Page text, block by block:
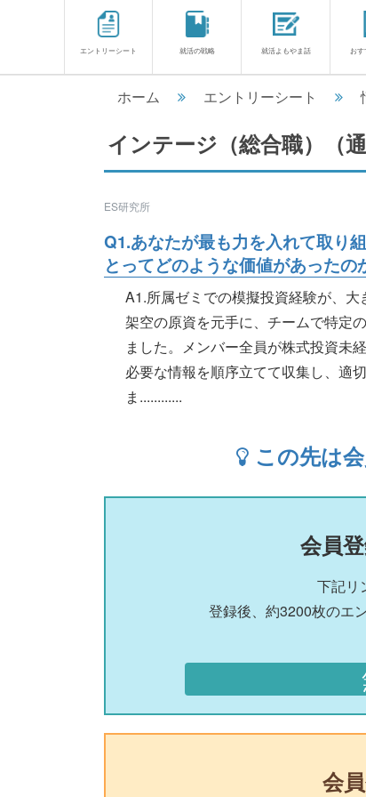
エントリーシート 就活の戦略 就活よもやま話 お
ホーム エントリーシート
インテージ（総合職）（
ES研究所
Q1.あなたが最も力を入れて取り
とってどのような価値があったの
A1.所属ゼミでの模擬投資経験が、大
架空の原資を元手に、チームで特定
ました。メンバー全員が株式投資未
必要な情報を順序立てて収集し、適
ま............
この先は
会員
下記リ
登録後、約3200枚のエ
会